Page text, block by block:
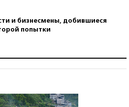
и бизнесмены, добившиеся
попытки